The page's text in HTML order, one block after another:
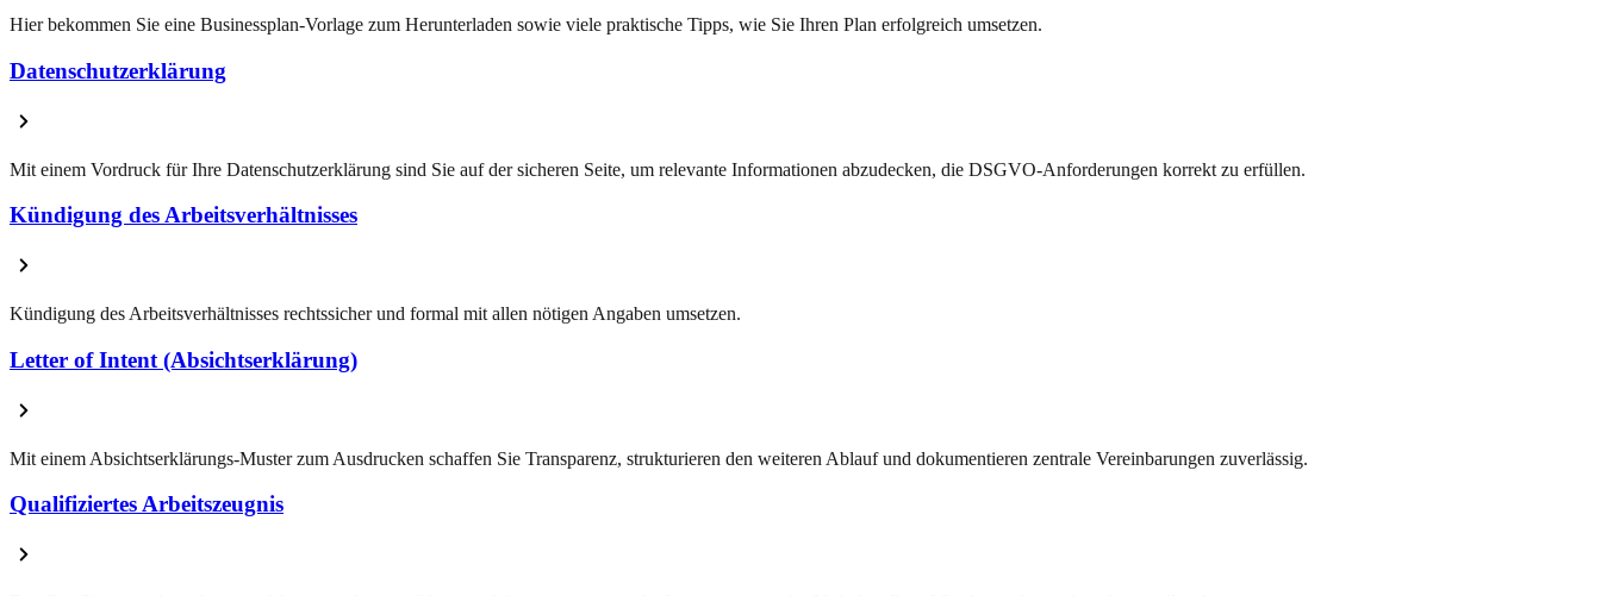
Hier bekommen Sie eine Businessplan-Vorlage zum Herunterladen sowie viele praktische Tipps, wie Sie Ihren Plan erfolgreich umsetzen.
Datenschutzerklärung
Mit einem Vordruck für Ihre Datenschutzerklärung sind Sie auf der sicheren Seite, um relevante Informationen abzudecken, die DSGVO-Anforderungen korrekt zu erfüllen.
Kündigung des Arbeitsverhältnisses
Kündigung des Arbeitsverhältnisses rechtssicher und formal mit allen nötigen Angaben umsetzen.
Letter of Intent (Absichtserklärung)
Mit einem Absichtserklärungs-Muster zum Ausdrucken schaffen Sie Transparenz, strukturieren den weiteren Ablauf und dokumentieren zentrale Vereinbarungen zuverlässig.
Qualifiziertes Arbeitszeugnis